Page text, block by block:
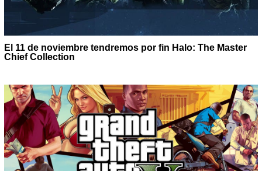
El 11 de noviembre tendremos por fin Halo: The Master
Chief Collection